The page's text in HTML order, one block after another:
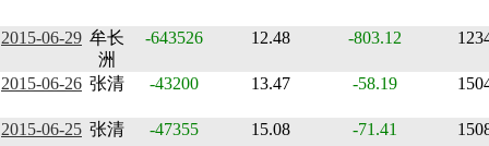
2015-06-29 牟长
洲
-643526 12.48 -803.12
2015-06-26 张清 -43200 13.47 -58.19
2015-06-25 张清 -47355 15.08 -71.41